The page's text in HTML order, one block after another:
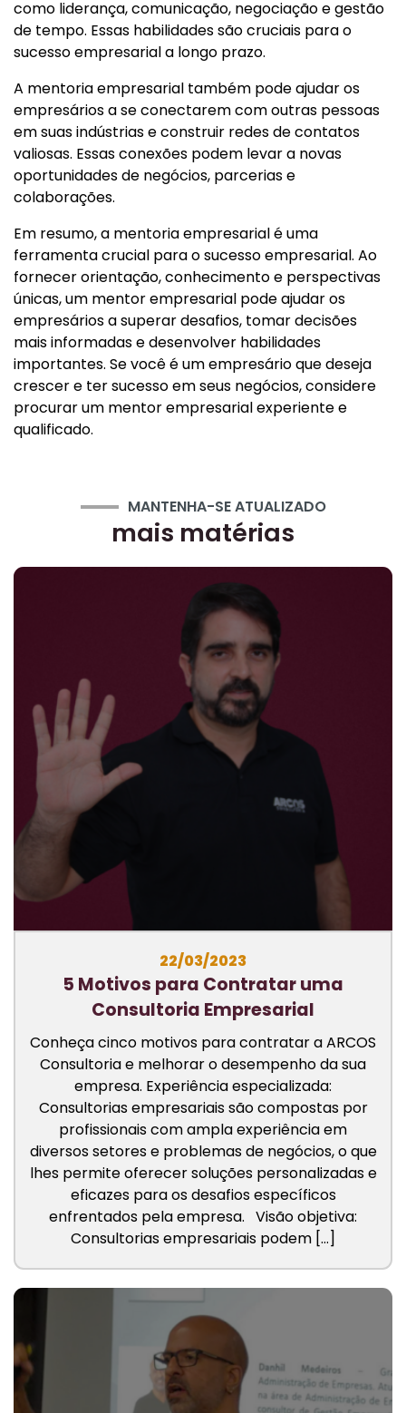
como liderança, comunicação, negociação e gestão
de tempo. Essas habilidades são cruciais para o
sucesso empresarial a longo prazo.
A mentoria empresarial também pode ajudar os
empresários a se conectarem com outras pessoas
em suas indústrias e construir redes de contatos
valiosas. Essas conexões podem levar a novas
oportunidades de negócios, parcerias e
colaborações.
Em resumo, a mentoria empresarial é uma
ferramenta crucial para o sucesso empresarial. Ao
fornecer orientação, conhecimento e perspectivas
únicas, um mentor empresarial pode ajudar os
empresários a superar desafios, tomar decisões
mais informadas e desenvolver habilidades
importantes. Se você é um empresário que deseja
crescer e ter sucesso em seus negócios, considere
procurar um mentor empresarial experiente e
qualificado.
MANTENHA-SE ATUALIZADO
mais matérias
22/03/2023
5 Motivos para Contratar uma
Consultoria Empresarial
Conheça cinco motivos para contratar a ARCOS
Consultoria e melhorar o desempenho da sua
empresa. Experiência especializada:
Consultorias empresariais são compostas por
profissionais com ampla experiência em
diversos setores e problemas de negócios, o que
lhes permite oferecer soluções personalizadas e
eficazes para os desafios específicos
enfrentados pela empresa. Visão objetiva:
Consultorias empresariais podem […]